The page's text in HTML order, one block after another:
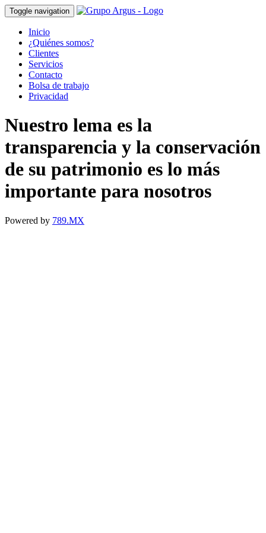
Toggle navigation
Inicio
¿Quiénes somos?
Clientes
Servicios
Contacto
Bolsa de trabajo
Privacidad
Nuestro lema es la
transparencia y la conservación
de su patrimonio es lo más
importante para nosotros
Powered by 789.MX